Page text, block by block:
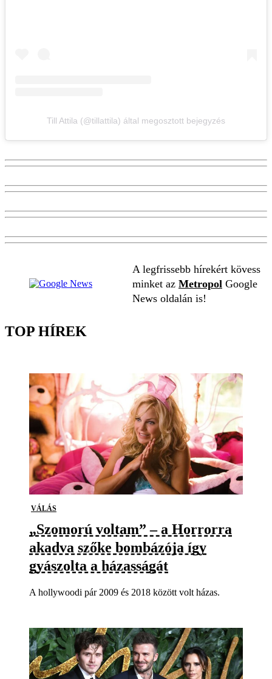
Till Attila (@tillattila) által megosztott bejegyzés
A legfrissebb hírekért kövess
minket az Metropol Google
News oldalán is!
TOP HÍREK
VÁLÁS
„Szomorú voltam” – a Horrorra
akadva szőke bombázója így
gyászolta a házasságát
A hollywoodi pár 2009 és 2018 között volt házas.